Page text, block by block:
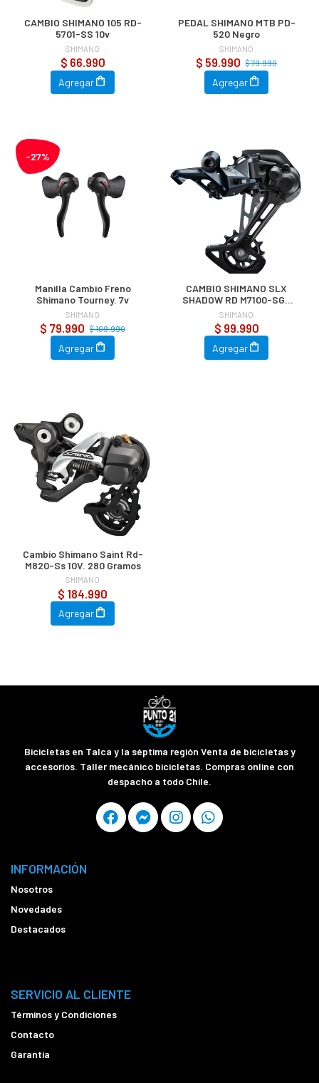
CAMBIO SHIMANO 105 RD-
5701-SS 10v
SHIMANO
$ 66.990
Agregar
PEDAL SHIMANO MTB PD-
520 Negro
SHIMANO
$ 79.990
$ 59.990
Agregar
-27%
Manilla Cambio Freno
Shimano Tourney. 7v
SHIMANO
$ 109.990
$ 79.990
Agregar
CAMBIO SHIMANO SLX
SHADOW RD M7100-SGS
1x12v
SHIMANO
$ 99.990
Agregar
Cambio Shimano Saint Rd-
M820-Ss 10V. 280 Gramos
SHIMANO
$ 184.990
Agregar
Bicicletas en Talca y la séptima región Venta de bicicletas y
accesorios. Taller mecánico bicicletas. Compras online con
despacho a todo Chile.
INFORMACIÓN
Nosotros
Novedades
Destacados
SERVICIO AL CLIENTE
Términos y Condiciones
Contacto
Garantía